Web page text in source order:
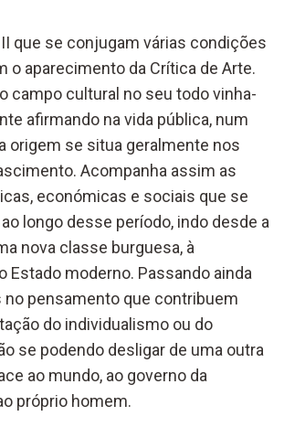
que se conjugam várias condições
o aparecimento da Crítica de Arte.
campo cultural no seu todo vinha-
afirmando na vida pública, num
origem se situa geralmente nos
Acompanha assim as
económicas e sociais que se
longo desse período, indo desde a
nova classe burguesa, à
Estado moderno. Passando ainda
no pensamento que contribuem
do individualismo ou do
se podendo desligar de uma outra
ao mundo, ao governo da
próprio homem.